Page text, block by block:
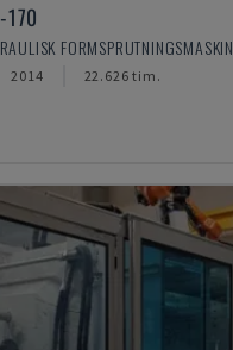
FORMSPRUTNINGSMASKIN
2014 22.626 tim.